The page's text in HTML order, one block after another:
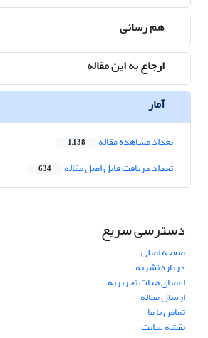
هم رسانی
ارجاع به این مقاله
آمار
تعداد مشاهده مقاله 1,138
تعداد دریافت فایل اصل مقاله 634
دسترسی سریع
صفحه اصلی
درباره نشریه
اعضای هیات تحریریه
ارسال مقاله
تماس با ما
نقشه سایت